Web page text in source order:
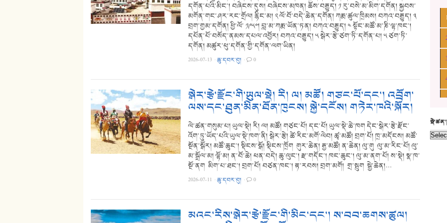
དགོན་པའི་མིང་། བཞེངས་དུས། བཞེངས་མཁན། ཆོས་བརྒྱུད། ༡ རུ་བསེ་མ་མིག་དགོན། སྐྱབས་
མགོན་གང་ཤར་རང་གྲོལ། རྙིང་མ། ༢ ལོ་བོ་བདེ་ཆེན་དགོན། ཀརྨ་ཚུལ་ཁྲིམས། བཀའ་བརྒྱུད། ༣
བྲག་གྱམ་དགོན། ཕྱི་ལོ་ ༡༩༥༠། བླ་མ་ཀརྨ་ཡོན་ཏན། བཀའ་བརྒྱུད། ༤ སྟོང་མཚོ་མ་ཎི་ལྷ་ཁང་།
དཔོན་པོ་བསོད་ནམས་དཔལ་འབྱོར། བཀའ་བརྒྱུད། ༥ སྒེར་རྩེ་ཙག་ཏི་དགོན་པ། ༥ ཙག་ཏི་
དགོན། མཚུར་ཕུ་དགོན་གྱི་དགོན་ལག་ཡིན།
2026-07-13 ·ཆུ་དབར་བུ། · 0
སྒེར་རྩེ་རྫོང་གི་ཡུལ་སྡེ། རི། ལ། མཚོ། གཙང་པོ་དང་། འབྲོག་
ལས་དང་ཐུན་མིན་ཐོན་ཁུངས། སྐྱེ་དངོས། གཏེར་ཁའི་སྐོར།
ལེ་ཚན་གསུམ་པ། ཡུལ་སྡེ། རི། ལ། མཚོ། གཙང་པོ། དང་པོ། ཡུལ་སྡེ་ཆེ་ཁག དེང་སྒེར་རྩེ་རྫོང་
འོག་ཏུ་ཡོད་པའི་ཡུལ་སྡེ་ཁག་ནི། སྒེར་རྩེ། ཚེ་རིང་མགོ་ལེབ། ཚྭ་མཚོ། བྲག་པོ། ཁྲ་མདོངས། མཚོ་
སྔོན་སྒོར། མཚོ་ཆུང་། སྡིངས་སྒོ། སྡིངས་ཁྲོག གུར་ཆེན། རྒྱ་མཚོ། ན་ཆེན། ལུ་གུ ལུ་མ་རིང་པོ། ལུ་
མ་སྒྲོལ་མ། ལྷོ་མ། ན་བོ་ཆེ། ཕན་བདེ། ཆུ་ལུང་། རྫ་གདོང་། ཁང་ཆུང་། ལུ་མ་ནག་པོ། ས་སྡེ། སྣ་ཁ་
སྔོ་ནག མིག་པ་ཐང་། བྲག་པོ། བཙན་ཁང་། རྟ་རབས། བྲག་མགོ། གྲ་སྦུག སྒྱེ་ཆེན།…
2026-07-11 ·ཆུ་དབར་བུ། · 0
མའང་རིས་སྒེར་རྩེ་རྫོང་གི་མིང་དང་། ས་བབ་ཆགས་ཚུལ།